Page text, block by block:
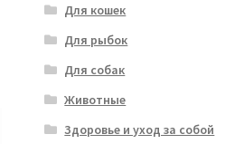
Для кошек
Для рыбок
Для собак
Животные
Здоровье и уход за собой